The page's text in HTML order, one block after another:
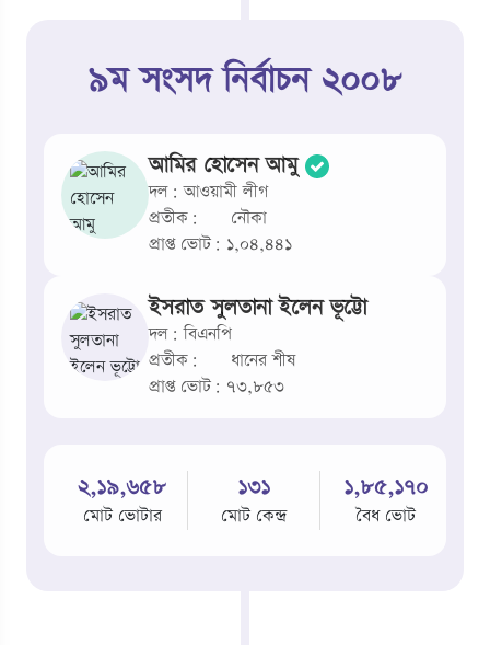
৯ম সংসদ নির্বাচন ২০০৮
আমির হোসেন আমু
দল: আওয়ামী লীগ
প্রতীক:
নৌকা
প্রাপ্ত ভোট: ১,০৪,৪৪১
ইসরাত সুলতানা ইলেন ভূট্টো
দল: বিএনপি
প্রতীক:
ধানের শীষ
প্রাপ্ত ভোট: ৭৩,৮৫৩
২,১৯,৬৫৮
মোট ভোটার
১৩১
মোট কেন্দ্র
১,৮৫,১৭০
বৈধ ভোট